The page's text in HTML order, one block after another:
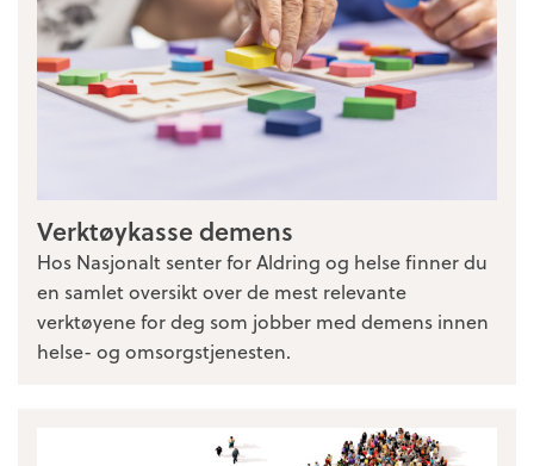
Verktøykasse demens
Hos Nasjonalt senter for Aldring og helse finner du
en samlet oversikt over de mest relevante
verktøyene for deg som jobber med demens innen
helse- og omsorgstjenesten.